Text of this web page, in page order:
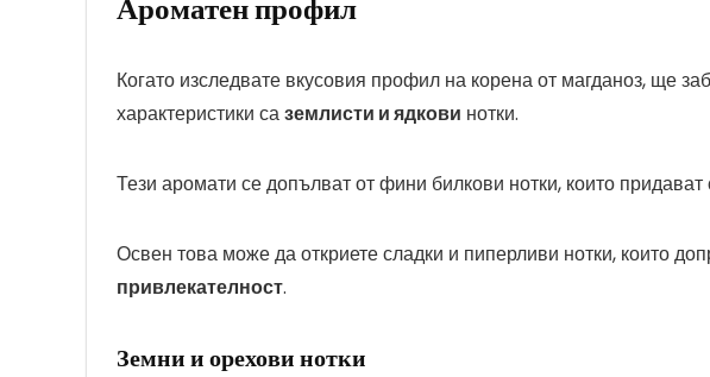
Ароматен профил
Когато изследвате вкусовия профил на корена от магданоз, ще
характеристики саземлисти и ядкови нотки.
Тези аромати се допълват от фини билкови нотки, които придават
Освен това може да откриете сладки и пиперливи нотки, които
привлекателност.
Земни и орехови нотки